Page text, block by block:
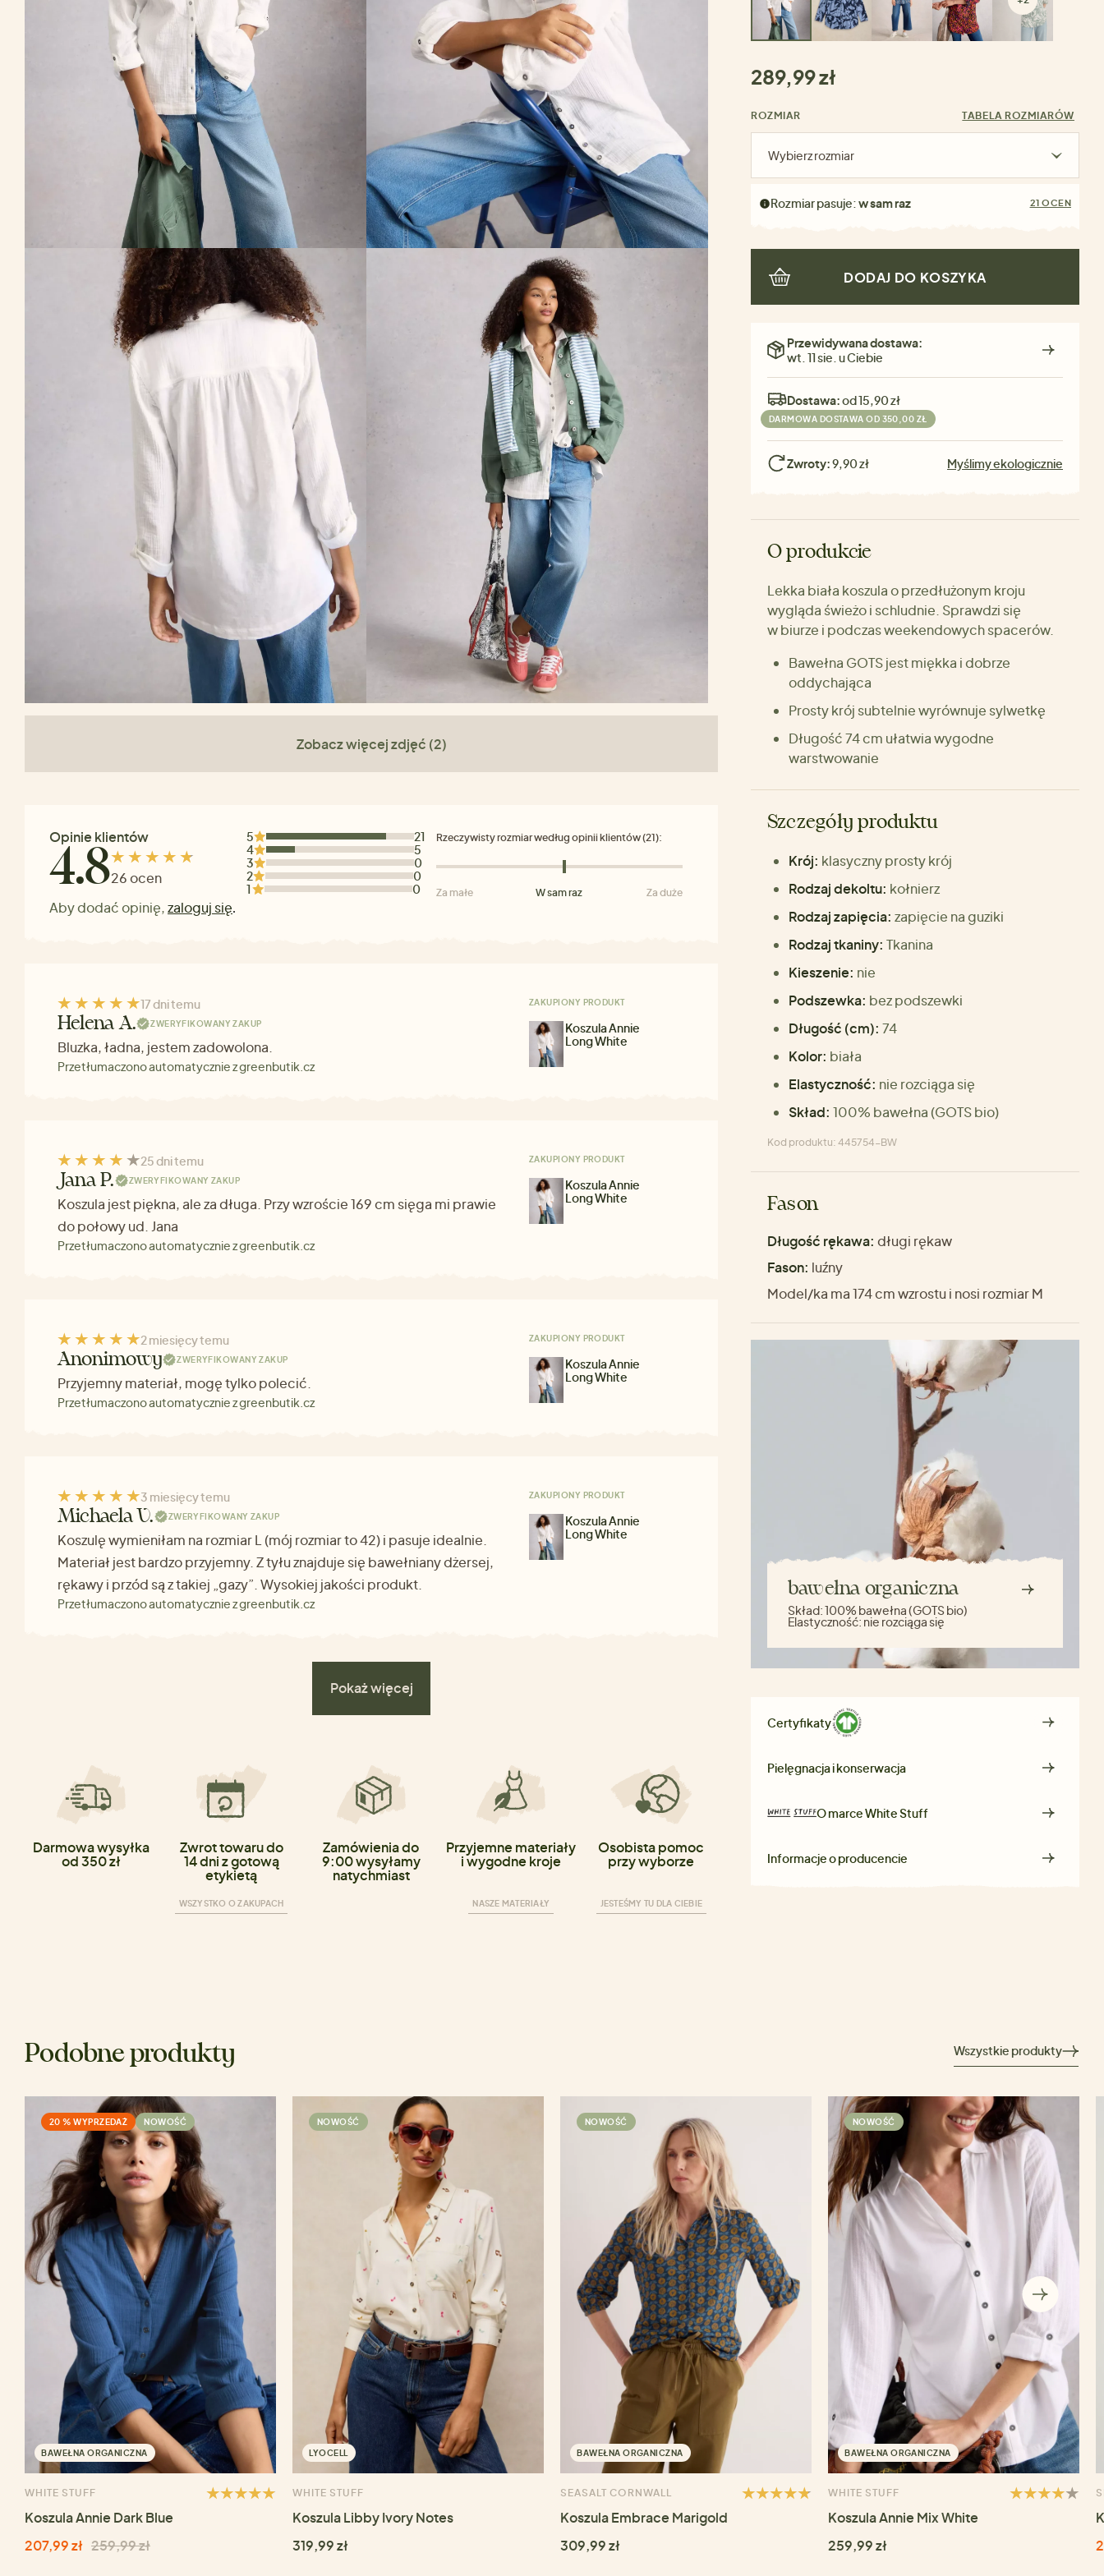
Zobacz więcej zdjęć (2)
Opinie klientów
4.826 ocen
Aby dodać opinię,zaloguj się.
5
21
4
5
3
0
2
0
1
0
Rzeczywisty rozmiar według opinii klientów (21):
Za małe W sam raz Za duże
17 dni temu
Helena A. ZWERYFIKOWANY ZAKUP
Bluzka, ładna, jestem zadowolona.
Przetłumaczono automatycznie z greenbutik.cz
ZAKUPIONY PRODUKT
Koszula Annie
Long White
25 dni temu
Jana P. ZWERYFIKOWANY ZAKUP
Koszula jest piękna, ale za długa. Przy wzroście 169 cm sięga mi prawie
do połowy ud. Jana
Przetłumaczono automatycznie z greenbutik.cz
ZAKUPIONY PRODUKT
Koszula Annie
Long White
2 miesięcy temu
Anonimowy ZWERYFIKOWANY ZAKUP
Przyjemny materiał, mogę tylko polecić.
Przetłumaczono automatycznie z greenbutik.cz
ZAKUPIONY PRODUKT
Koszula Annie
Long White
3 miesięcy temu
Michaela V. ZWERYFIKOWANY ZAKUP
Koszulę wymieniłam na rozmiar L (mój rozmiar to 42) i pasuje idealnie.
Materiał jest bardzo przyjemny. Z tyłu znajduje się bawełniany dżersej,
rękawy i przód są z takiej „gazy”. Wysokiej jakości produkt.
Przetłumaczono automatycznie z greenbutik.cz
ZAKUPIONY PRODUKT
Koszula Annie
Long White
Pokaż więcej
Darmowa wysyłka
od 350 zł
Zwrot towaru do
14 dni z gotową
etykietą
WSZYSTKO O ZAKUPACH
Zamówienia do
9:00 wysyłamy
natychmiast
Przyjemne materiały
i wygodne kroje
NASZE MATERIAŁY
Osobista pomoc
przy wyborze
JESTEŚMY TU DLA CIEBIE
289,99 zł
ROZMIAR TABELA ROZMIARÓW
Wybierz rozmiar
Rozmiar pasuje:w sam raz 21 OCEN
DODAJ DO KOSZYKA
Przewidywana dostawa:
wt. 11 sie. u Ciebie
Dostawa:od 15,90 zł
DARMOWA DOSTAWA OD 350,00 ZŁ
Zwroty:9,90 zł Myślimy ekologicznie
O produkcie
Lekka biała koszula o przedłużonym kroju
wygląda świeżo i schludnie. Sprawdzi się
w biurze i podczas weekendowych spacerów.
Bawełna GOTS jest miękka i dobrze
oddychająca
Prosty krój subtelnie wyrównuje sylwetkę
Długość 74 cm ułatwia wygodne
warstwowanie
Szczegóły produktu
Krój: klasyczny prosty krój
Rodzaj dekoltu: kołnierz
Rodzaj zapięcia: zapięcie na guziki
Rodzaj tkaniny: Tkanina
Kieszenie: nie
Podszewka: bez podszewki
Długość (cm): 74
Kolor: biała
Elastyczność: nie rozciąga się
Skład: 100% bawełna (GOTS bio)
Kod produktu: 445754-BW
Fason
Długość rękawa: długi rękaw
Fason: luźny
Model/ka ma 174 cm wzrostu i nosi rozmiar M
bawełna organiczna
Skład:100% bawełna (GOTS bio)
Elastyczność: nie rozciąga się
Certyfikaty
Pielęgnacja i konserwacja
O marceWhite Stuff
Informacje o producencie
Podobne produkty Wszystkie produkty
20 % WYPRZEDAŻ NOWOŚĆ
BAWEŁNA ORGANICZNA
WHITE STUFF
Koszula Annie Dark Blue
207,99 zł 259,99 zł
NOWOŚĆ
LYOCELL
WHITE STUFF
Koszula Libby Ivory Notes
319,99 zł
NOWOŚĆ
BAWEŁNA ORGANICZNA
SEASALT CORNWALL
Koszula Embrace Marigold
309,99 zł
NOWOŚĆ
BAWEŁNA ORGANICZNA
WHITE STUFF
Koszula Annie Mix White
259,99 zł